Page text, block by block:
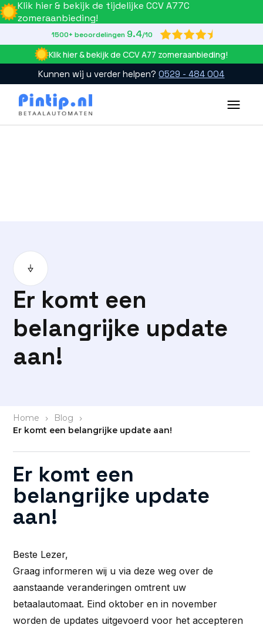
Klik hier & bekijk de tijdelijke CCV A77C
zomeraanbieding!
1500+ beoordelingen 9.4/10 
Klik hier & bekijk de CCV A77 zomeraanbieding!
Kunnen wij u verder helpen?0529 - 484 004
Er komt een
belangrijke update
aan!
Home > Blog >
Er komt een belangrijke update aan!
Er komt een
belangrijke update
aan!
Beste Lezer,
Graag informeren wij u via deze weg over de
aanstaande veranderingen omtrent uw
betaalautomaat. Eind oktober en in november
worden de updates uitgevoerd voor het accepteren